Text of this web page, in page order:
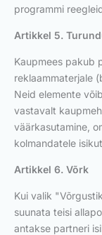
programmi
Artikkel 5.
Kaupmees pakub
reklaammaterjale
Neid elemente
vastavalt
väärkasutamine,
kolmandatele
Artikkel 6. Võrk
Kui valik
suunata teisi
antakse partneri